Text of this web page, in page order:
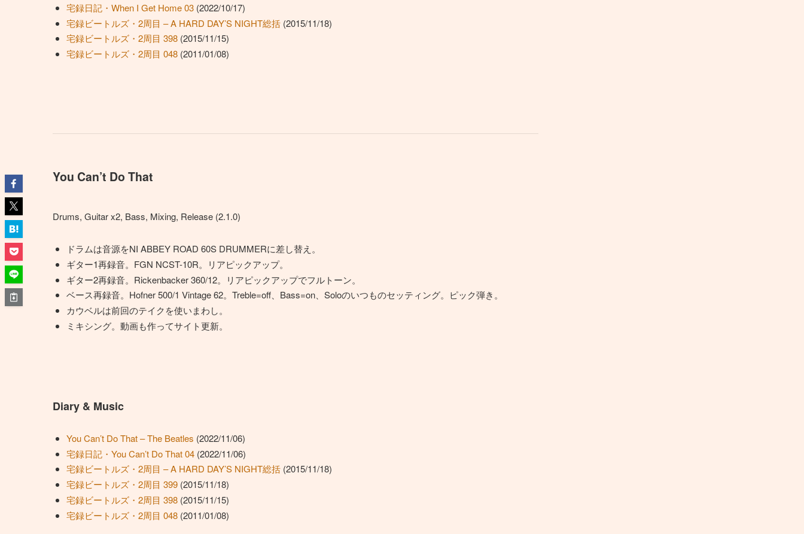
宅録日記・When I Get Home 03(2022/10/17)
宅録ビートルズ・2周目 – A HARD DAY’S NIGHT総括(2015/11/18)
宅録ビートルズ・2周目 398(2015/11/15)
宅録ビートルズ・2周目 048(2011/01/08)
You Can’t Do That
Drums, Guitar x2, Bass, Mixing, Release (2.1.0)
ドラムは音源をNI ABBEY ROAD 60S DRUMMERに差し替え。
ギター1再録音。FGN NCST-10R。リアピックアップ。
ギター2再録音。Rickenbacker 360/12。リアピックアップでフルトーン。
ベース再録音。Hofner 500/1 Vintage 62。Treble=off、Bass=on、Soloのいつものセッティング。ピック弾き。
カウベルは前回のテイクを使いまわし。
ミキシング。動画も作ってサイト更新。
Diary & Music
You Can’t Do That – The Beatles (2022/11/06)
宅録日記・You Can’t Do That 04(2022/11/06)
宅録ビートルズ・2周目 – A HARD DAY’S NIGHT総括(2015/11/18)
宅録ビートルズ・2周目 399(2015/11/18)
宅録ビートルズ・2周目 398(2015/11/15)
宅録ビートルズ・2周目 048(2011/01/08)